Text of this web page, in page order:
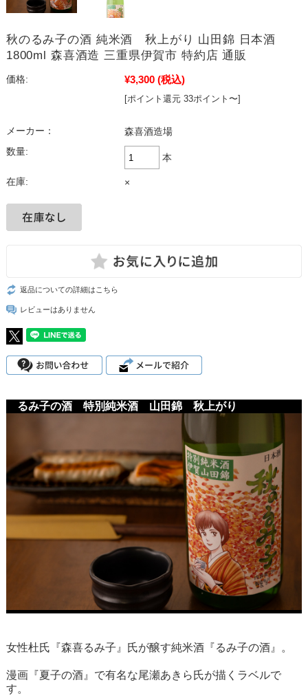
秋のるみ子の酒 純米酒 秋上がり 山田錦 日本酒
1800ml 森喜酒造 三重県伊賀市 特約店 通販
価格: ¥3,300 (税込)
[ポイント還元 33ポイント〜]
メーカー：
森喜酒造場
数量:
本
在庫: ×
返品についての詳細はこちら
レビューはありません
るみ子の酒 特別純米酒 山田錦 秋上がり
女性杜氏『森喜るみ子』氏が醸す純米酒『るみ子の酒』。
漫画『夏子の酒』で有名な尾瀬あきら氏が描くラベルで
す。